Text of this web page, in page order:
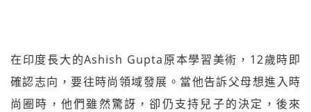
在印度長大的Ashish Gupta原本學習美術，12歲時即
確認志向，要往時尚領域發展。當他告訴父母想進入時
尚圈時，他們雖然驚訝，卻仍支持兒子的決定，後來